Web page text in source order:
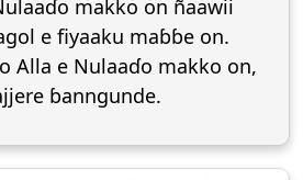
makko on ñaawii
e fiyaaku maɓɓe on.
Alla e Nulaaɗo makko on,
ɓanngunde.